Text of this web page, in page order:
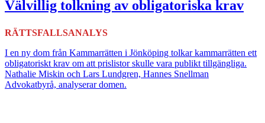
Välvillig tolkning av obligatoriska krav
RÄTTSFALLSANALYS
I en ny dom från Kammarrätten i Jönköping tolkar kammarrätten ett
obligatoriskt krav om att prislistor skulle vara publikt tillgängliga.
Nathalie Miskin och Lars Lundgren, Hannes Snellman
Advokatbyrå, analyserar domen.